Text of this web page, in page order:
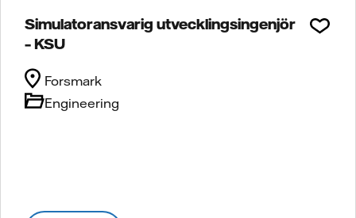
Simulatoransvarig utvecklingsingenjör
– KSU
Engineering
Forsmark